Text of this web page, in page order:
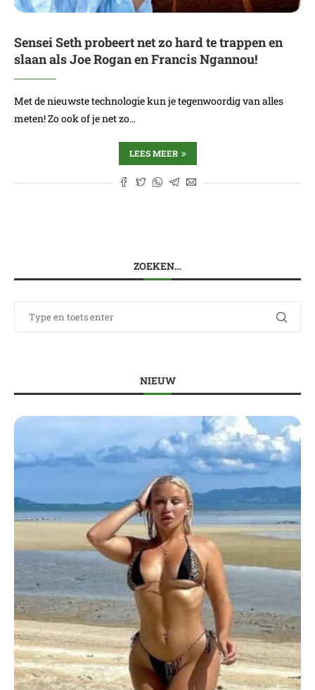
Sensei Seth probeert net zo hard te trappen en
slaan als Joe Rogan en Francis Ngannou!
Met de nieuwste technologie kun je tegenwoordig van alles
meten! Zo ook of je net zo…
LEES MEER
ZOEKEN…
NIEUW